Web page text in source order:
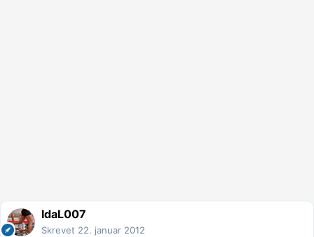
IdaL007
Skrevet 22. januar 2012